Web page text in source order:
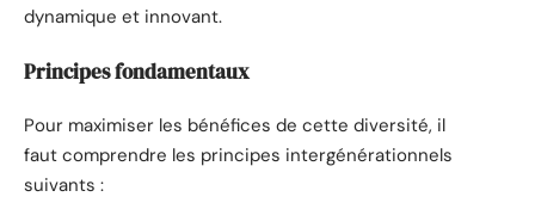
dynamique et innovant.
Principes fondamentaux
Pour maximiser les bénéfices de cette diversité, il
faut comprendre les principes intergénérationnels
suivants :